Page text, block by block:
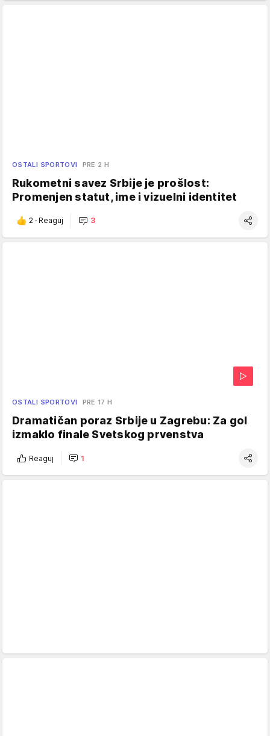
OSTALI SPORTOVI PRE 2 H
Rukometni savez Srbije je prošlost:
Promenjen statut, ime i vizuelni identitet
2 · Reaguj 3
OSTALI SPORTOVI PRE 17 H
Dramatičan poraz Srbije u Zagrebu: Za gol
izmaklo finale Svetskog prvenstva
Reaguj 1